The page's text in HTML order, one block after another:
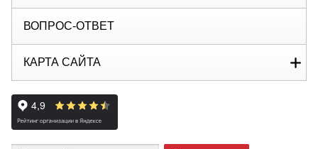
ВОПРОС-ОТВЕТ
КАРТА САЙТА